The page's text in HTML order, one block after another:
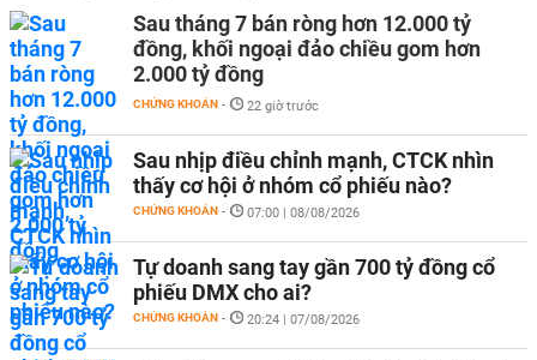
Sau tháng 7 bán ròng hơn 12.000 tỷ
đồng, khối ngoại đảo chiều gom hơn
2.000 tỷ đồng
CHỨNG KHOÁN - 22 giờ trước
Sau nhịp điều chỉnh mạnh, CTCK nhìn
thấy cơ hội ở nhóm cổ phiếu nào?
CHỨNG KHOÁN - 07:00 | 08/08/2026
Tự doanh sang tay gần 700 tỷ đồng cổ
phiếu DMX cho ai?
CHỨNG KHOÁN - 20:24 | 07/08/2026